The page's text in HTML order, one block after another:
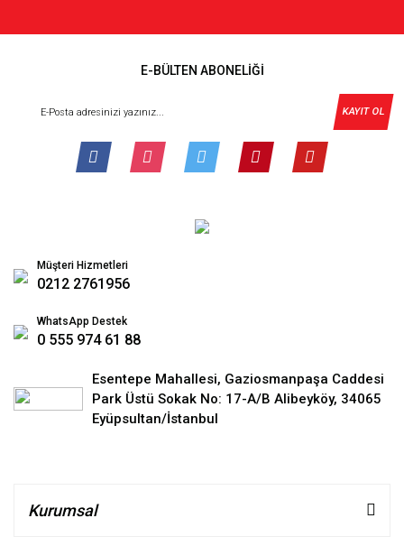
E-BÜLTEN ABONELİĞİ
KAYIT OL
Müşteri Hizmetleri
0212 2761956
WhatsApp Destek
0 555 974 61 88
Esentepe Mahallesi, Gaziosmanpaşa Caddesi
Park Üstü Sokak No: 17-A/B Alibeyköy, 34065
Eyüpsultan/İstanbul
Kurumsal